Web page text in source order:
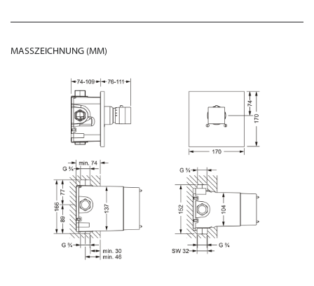
MASSZEICHNUNG (MM)